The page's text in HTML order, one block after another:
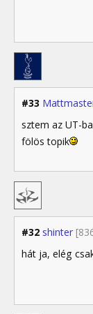
#33
sztem az UT-
fölös topik
#32 shinter
hát ja, elég